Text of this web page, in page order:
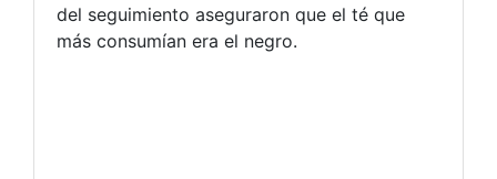
del seguimiento aseguraron que el té que
más consumían era el negro.